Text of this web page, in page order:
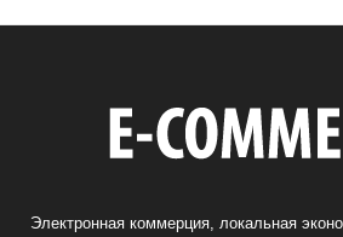
Электронная коммерция, локальная